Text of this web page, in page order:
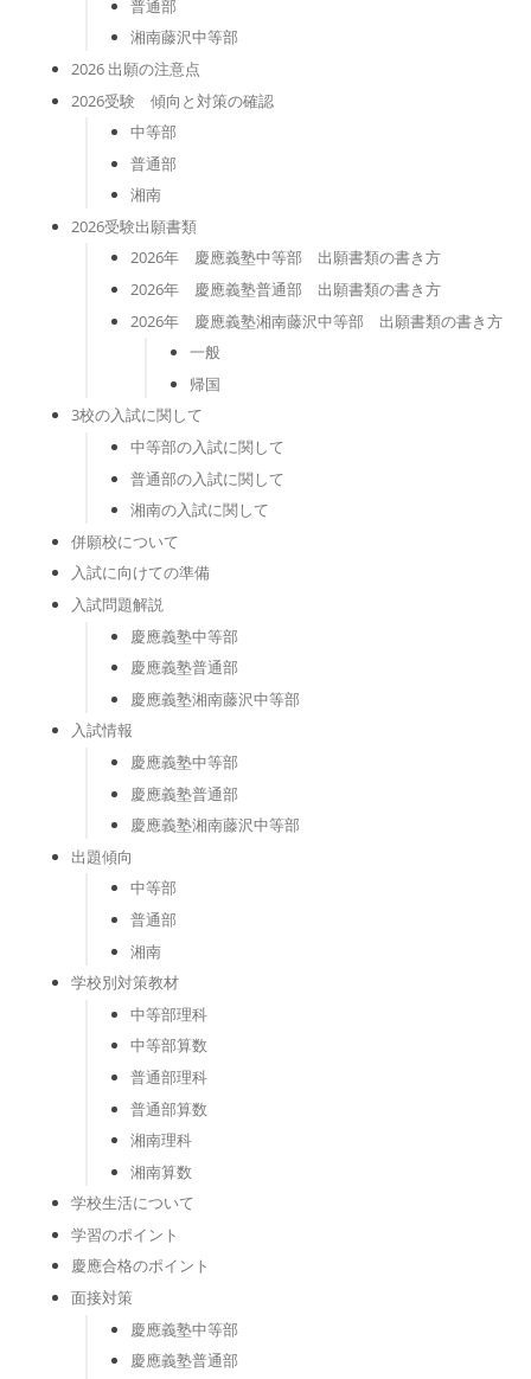
普通部
湘南藤沢中等部
2026 出願の注意点
2026受験 傾向と対策の確認
中等部
普通部
湘南
2026受験出願書類
2026年 慶應義塾中等部 出願書類の書き方
2026年 慶應義塾普通部 出願書類の書き方
2026年 慶應義塾湘南藤沢中等部 出願書類の書き方
一般
帰国
3校の入試に関して
中等部の入試に関して
普通部の入試に関して
湘南の入試に関して
併願校について
入試に向けての準備
入試問題解説
慶應義塾中等部
慶應義塾普通部
慶應義塾湘南藤沢中等部
入試情報
慶應義塾中等部
慶應義塾普通部
慶應義塾湘南藤沢中等部
出題傾向
中等部
普通部
湘南
学校別対策教材
中等部理科
中等部算数
普通部理科
普通部算数
湘南理科
湘南算数
学校生活について
学習のポイント
慶應合格のポイント
面接対策
慶應義塾中等部
慶應義塾普通部